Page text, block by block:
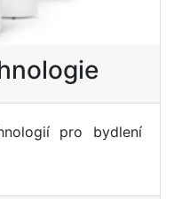
pro bydlení